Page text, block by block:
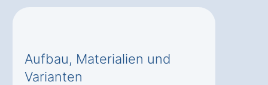
Aufbau, Materialien und
Varianten